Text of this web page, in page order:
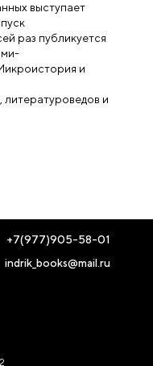
выступает
раз публикуется
ми-
и
литературоведов и
+7(977)905-58-01
indrik_books@mail.ru